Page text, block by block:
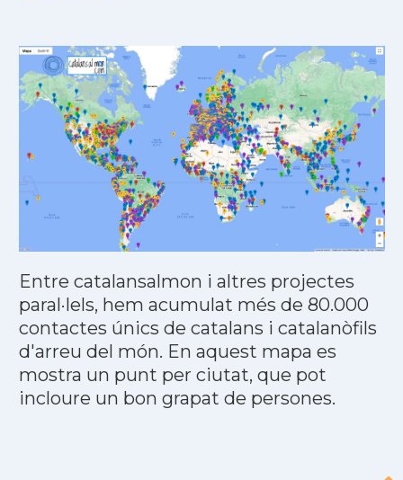
Entre catalansalmon i altres projectes
paral·lels, hem acumulat més de 80.000
contactes únics de catalans i catalanòfils
d'arreu del món. En aquest mapa es
mostra un punt per ciutat, que pot
incloure un bon grapat de persones.